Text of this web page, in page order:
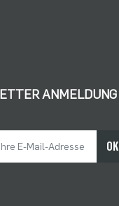
ANMELDUNG
OK